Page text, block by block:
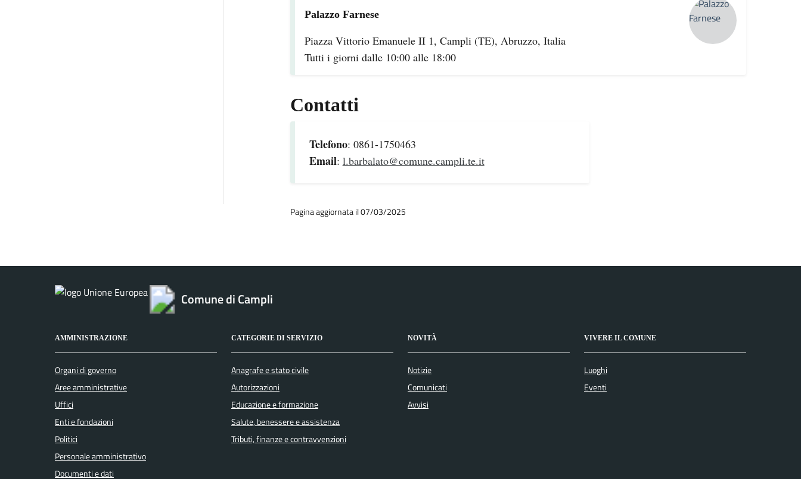
Palazzo Farnese
Piazza Vittorio Emanuele II 1, Campli (TE), Abruzzo, Italia
Tutti i giorni dalle 10:00 alle 18:00
Contatti
Telefono: 0861-1750463
Email: l.barbalato@comune.campli.te.it
Pagina aggiornata il 07/03/2025
Comune di Campli
AMMINISTRAZIONE
Organi di governo
Aree amministrative
Uffici
Enti e fondazioni
Politici
Personale amministrativo
Documenti e dati
CATEGORIE DI SERVIZIO
Anagrafe e stato civile
Autorizzazioni
Educazione e formazione
Salute, benessere e assistenza
Tributi, finanze e contravvenzioni
NOVITÀ
Notizie
Comunicati
Avvisi
VIVERE IL COMUNE
Luoghi
Eventi